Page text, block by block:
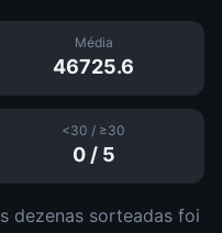
Média
46725.6
<30 / ≥30
0/ 5
dezenas sorteadas foi